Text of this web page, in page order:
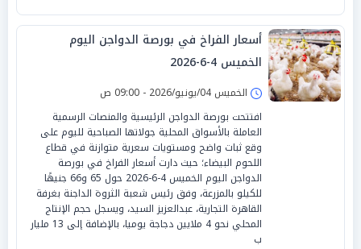
أسعار الفراخ في بورصة الدواجن اليوم
الخميس 4-6-2026
الخميس 04/يونيو/2026 - 09:00 ص
افتتحت بورصة الدواجن الرئيسية والمنصات الرسمية
العاملة بالأسواق المحلية جولاتها الصباحية لليوم على
وقع ثبات واضح ومستويات سعرية متوازنة في قطاع
اللحوم البيضاء؛ حيث دارت أسعار الفراخ في بورصة
الدواجن اليوم الخميس 4-6-2026 حول 65 و66 جنيهًا
للكيلو بالمزرعة، وفق رئيس شعبة الثروة الداجنة بغرفة
القاهرة التجارية، عبدالعزيز السيد، ويسجل حجم الإنتاج
المحلي نحو 4 ملايين دجاجة يوميا، بالإضافة إلى 13 مليار
ب